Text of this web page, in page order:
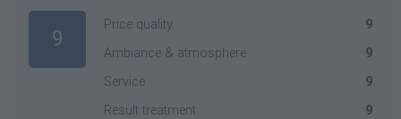
9
Price quality
9
Ambiance & atmosphere
9
Service
9
Result treatment
9